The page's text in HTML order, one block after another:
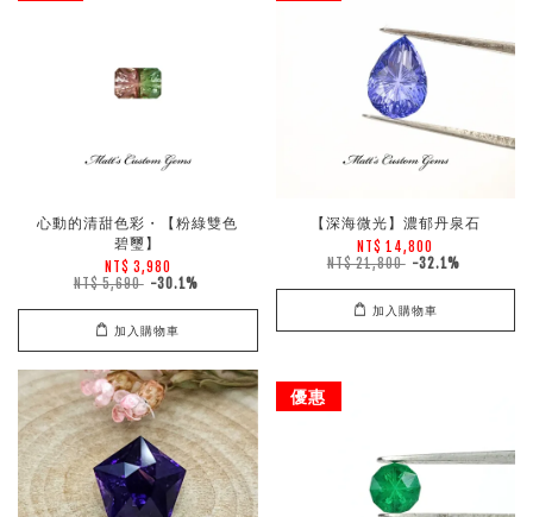
心動的清甜色彩・【粉綠雙色
碧璽】
NT$ 3,980
NT$ 5,690 -30.1%
加入購物車
【深海微光】濃郁丹泉石
NT$ 14,800
NT$ 21,800 -32.1%
加入購物車
優惠